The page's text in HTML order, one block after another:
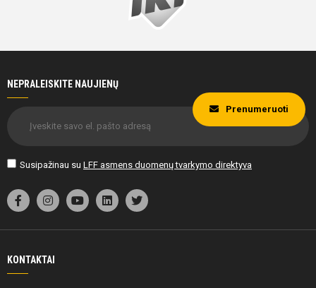
NEPRALEISKITE NAUJIENŲ
Susipažinau su LFF asmens duomenų tvarkymo direktyva
Prenumeruoti
KONTAKTAI